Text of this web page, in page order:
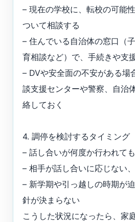
– 現在の学校に、転校の可能
ついて相談する
– 住んでいる自治体の窓口（
育相談など）で、手続きや支
– DVや安全面の不安がある場
談支援センターや警察、自治
絡しておく
4. 調停を検討するタイミング
– 話し合いが何度か行われて
– 相手が話し合いに応じない
– 新学期や引っ越しの時期が
針が決まらない
こうした状況になったら、家